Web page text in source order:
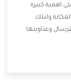
اهمية كبيرة
ولتلك
وعناوينها
المستهلك